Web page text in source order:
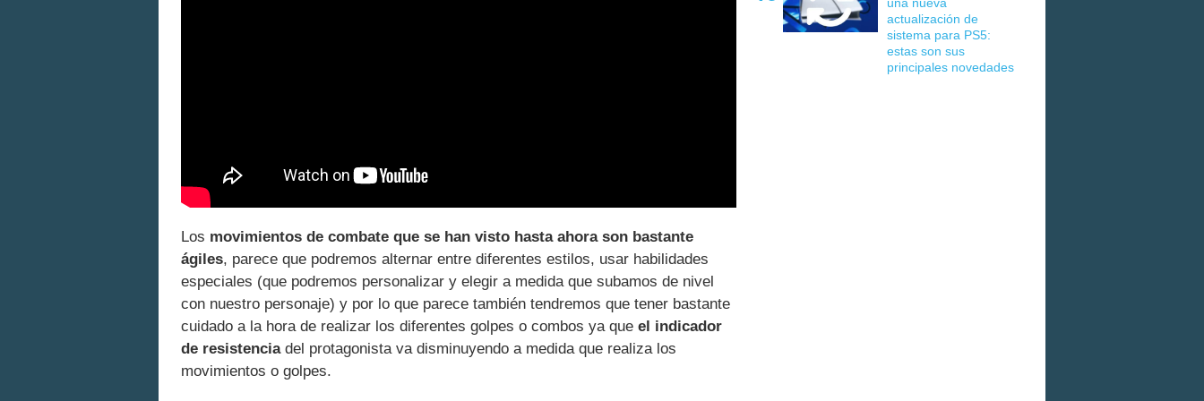
Los movimientos de combate que se han visto hasta ahora son bastante
ágiles, parece que podremos alternar entre diferentes estilos, usar habilidades
especiales (que podremos personalizar y elegir a medida que subamos de nivel
con nuestro personaje) y por lo que parece también tendremos que tener bastante
cuidado a la hora de realizar los diferentes golpes o combos ya que el indicador
de resistenciadel protagonista va disminuyendo a medida que realiza los
movimientos o golpes.
actualización de
sistema para PS5:
estas son sus
principales novedades